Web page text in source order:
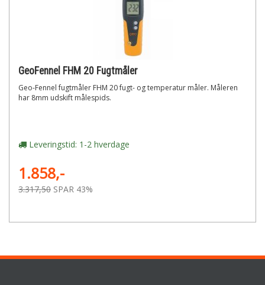
GeoFennel FHM 20 Fugtmåler
Geo-Fennel fugtmåler FHM 20 fugt- og temperatur måler. Måleren
har 8mm udskift målespids.
Leveringstid: 1-2 hverdage
1.858,-
3.317,50 SPAR 43%